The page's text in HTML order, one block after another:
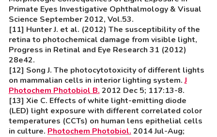
Primate Eyes Investigative Ophthalmology & Visual
Science September 2012, Vol.53.
[11] Hunter J. et al. (2012) The susceptibility of the
retina to photochemical damage from visible light,
Progress in Retinal and Eye Research 31 (2012)
28e42.
[12] Song J. The photocytotoxicity of different lights
on mammalian cells in interior lighting system.J
Photochem Photobiol B. 2012 Dec 5; 117:13-8.
[13] Xie C. Effects of white light-emitting diode
(LED) light exposure with different correlated color
temperatures (CCTs) on human lens epithelial cells
in culture. Photochem Photobiol. 2014 Jul-Aug;